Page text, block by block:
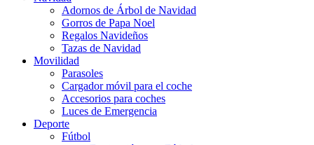
Adornos de Árbol de Navidad
Gorros de Papa Noel
Regalos Navideños
Tazas de Navidad
Movilidad
Parasoles
Cargador móvil para el coche
Accesorios para coches
Luces de Emergencia
Deporte
Fútbol